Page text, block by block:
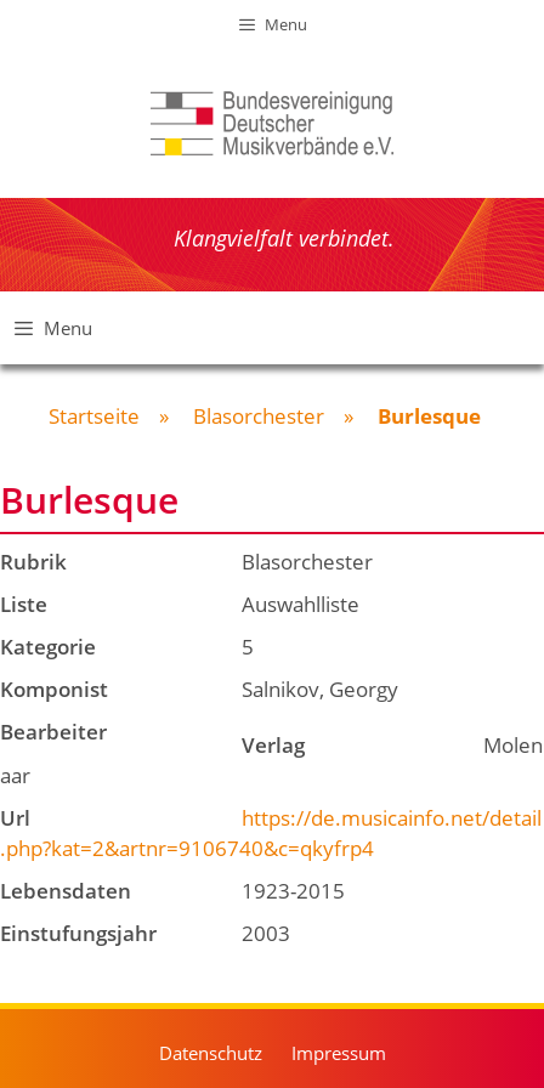
Menu
Klangvielfalt verbindet.
Menu
Startseite » Blasorchester » Burlesque
Burlesque
Rubrik
Blasorchester
Liste
Auswahlliste
Kategorie
5
Komponist
Salnikov, Georgy
Bearbeiter
Verlag
Molen
aar
Url
https://de.musicainfo.net/detail
.php?kat=2&artnr=9106740&c=qkyfrp4
Lebensdaten
1923-2015
Einstufungsjahr
2003
Datenschutz Impressum